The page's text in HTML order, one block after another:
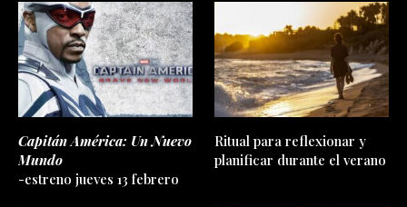
Capitán América: Un Nuevo
Mundo
-estreno jueves 13 febrero
Ritual para reflexionar y
planificar durante el verano